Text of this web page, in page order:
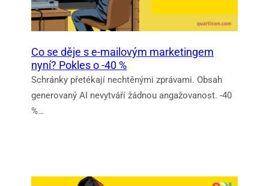
Co se děje s e-mailovým marketingem
nyní? Pokles o -40 %
Schránky přetékají nechtěnými zprávami. Obsah
generovaný AI nevytváří žádnou angažovanost. -40
%…